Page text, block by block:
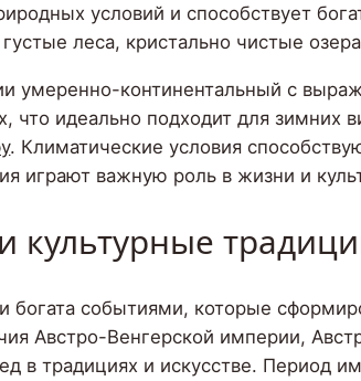
условий и способствует
леса, кристально чистые
умеренно-континентальный с
что идеально подходит для зимних
. Климатические условия
играют важную роль в жизни и
культурные
богата событиями, которые
Австро-Венгерской империи,
в традициях и искусстве. Период